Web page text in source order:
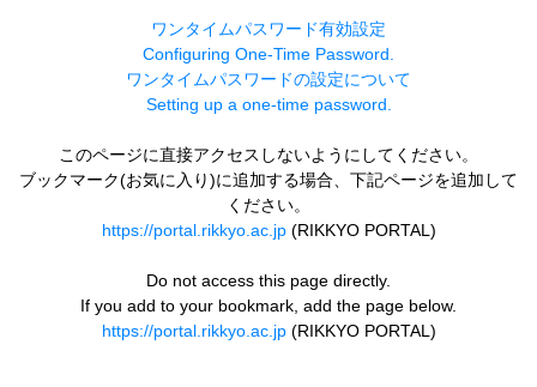
ワンタイムパスワード有効設定
Configuring One-Time Password.
ワンタイムパスワードの設定について
Setting up a one-time password.
このページに直接アクセスしないようにしてください。
ブックマーク(お気に入り)に追加する場合、下記ページを追加して
ください。
https://portal.rikkyo.ac.jp(RIKKYO PORTAL)
Do not access this page directly.
If you add to your bookmark, add the page below.
https://portal.rikkyo.ac.jp(RIKKYO PORTAL)